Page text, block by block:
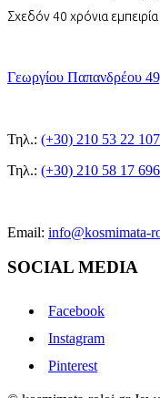
Σχεδόν 40 χρόνια
Γεωργίου Παπανδρέου
Τηλ.: (+30) 210 53 22 107
Τηλ.: (+30) 210 58 17 696
Email: info@kosmimata-
SOCIAL MEDIA
Facebook
Instagram
Pinterest